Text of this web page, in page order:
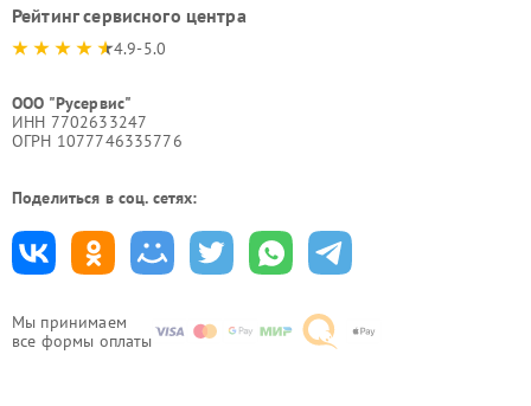
Мы принимаем
все формы оплаты
Рейтинг сервисного центра
4.9-5.0
ООО "Русервис"
ИНН 7702633247
ОГРН 1077746335776
Поделиться в соц. сетях: